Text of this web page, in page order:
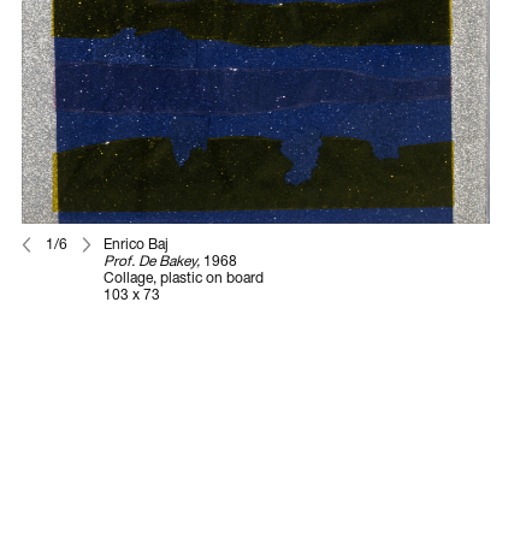
1/6
Enrico Baj
Prof. De Bakey, 1968
Collage, plastic on board
103 x 73